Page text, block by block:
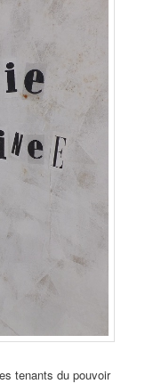
tenants du pouvoir